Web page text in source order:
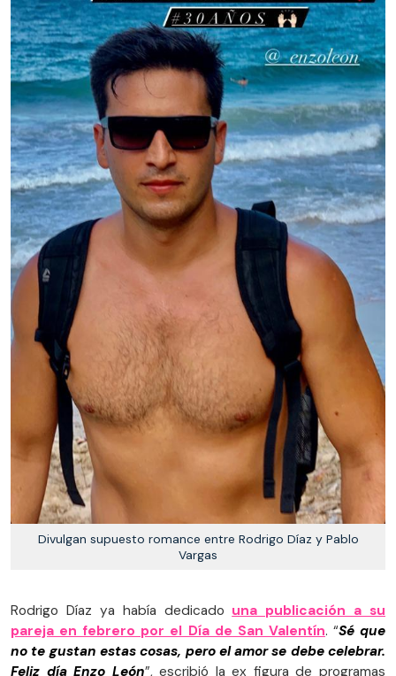
Divulgan supuesto romance entre Rodrigo Díaz y Pablo
Vargas
Rodrigo Díaz ya había dedicado una publicación a su
pareja en febrero por el Día de San Valentín. “Sé que
no te gustan estas cosas, pero el amor se debe celebrar.
Feliz día Enzo León”, escribió la ex figura de programas